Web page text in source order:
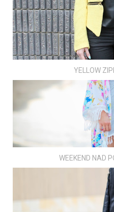
YELLOW
WEEKEND NAD